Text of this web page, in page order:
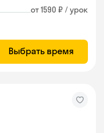
от 1590 ₽ / урок
Выбрать время